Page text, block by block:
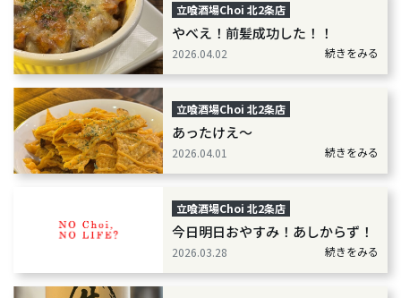
立喰酒場Choi 北2条店
やべえ！前髪成功した！！
2026.04.02 続きをみる
立喰酒場Choi 北2条店
あったけえ〜
2026.04.01 続きをみる
立喰酒場Choi 北2条店
今日明日おやすみ！あしからず！
2026.03.28 続きをみる